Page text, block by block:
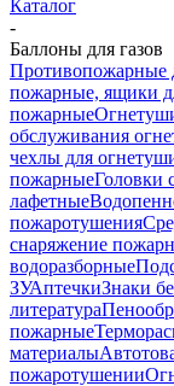
Каталог
-
Баллоны для газов
Противопожарные
пожарные, ящики
пожарные
обслуживания
чехлы для
пожарныеГоловки
лафетные
пожаротушения
снаряжение
водоразборные
ЗУАптечкиЗнаки
литература
пожарные
материалы
пожаротушении